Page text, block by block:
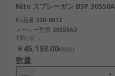
Nito スプレーガン BSP
RS品番 330-0612
メーカー型番 30550A3
1個小計：
￥45,193.00(税抜)
数量